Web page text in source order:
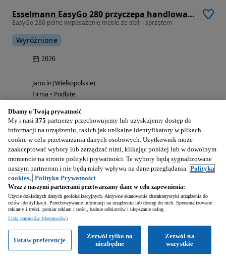
Esselmann EasyGo 280 przyczepa handlowa gastronomiczna
EasyGo 280 pełne wyposażenie meble ze stali i sprzętem
Wyróżnione
2026
Jarocin (Wielkopolskie)
Firma • Podbite
Zobacz ogłoszenia
ESSELMANN TECHNIKA POJAZDOWA SP. Z O.O. SP. K.
Usługi finansowe Dostawa do domu
Dbamy o Twoją prywatność
My i nasi 375 partnerzy przechowujemy lub uzyskujemy dostęp do
informacji na urządzeniu, takich jak unikalne identyfikatory w plikach
cookie w celu przetwarzania danych osobowych. Użytkownik może
zaakceptować wybory lub zarządzać nimi, klikając poniżej lub w dowolnym
momencie na stronie polityki prywatności. Te wybory będą sygnalizowane
naszym partnerom i nie będą miały wpływu na dane przeglądania. Polityka
cookies, Polityka Prywatności
Wraz z naszymi partnerami przetwarzamy dane w celu zapewnienia:
Użycie dokładnych danych geolokalizacyjnych. Aktywne skanowanie charakterystyki urządzenia do
celów identyfikacji. Przechowywanie informacji na urządzeniu lub dostęp do nich. Spersonalizowane
reklamy i treści, pomiar reklam i treści, badnie odbiorców i ulepszanie usług.
Lista partnerów (dostawców)
Zezwól na
wszystkie
Zezwól tylko na
niezbędne
Ustaw preferencje